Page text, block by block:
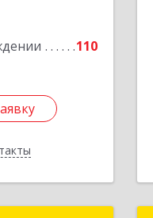
110